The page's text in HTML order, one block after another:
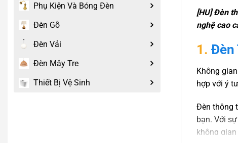
Phụ Kiện Và Bóng Đèn
Đèn Gỗ
Đèn Vải
Đèn Mây Tre
Thiết Bị Vệ Sinh
[HU] Đèn
nghệ cao
1. Đèn
Không
hợp với ý
Đèn thông
bạn. Với
không